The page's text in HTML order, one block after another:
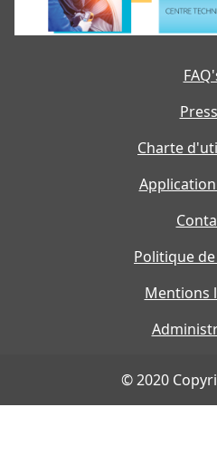
Charte
Politique
Mentions
© 2020